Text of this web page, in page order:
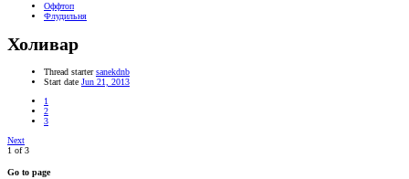
Оффтоп
Флудильня
Холивар
Thread starter sanekdnb
Start date Jun 21, 2013
1
2
3
Next
1 of 3
Go to page